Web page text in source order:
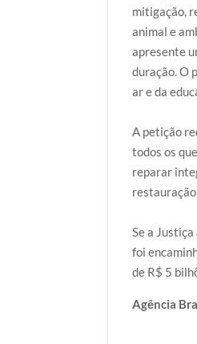
mitigação,
animal e
apresente
duração. O
ar e da
A petição
todos os
reparar
Se a
foi
de R$ 5
Agência